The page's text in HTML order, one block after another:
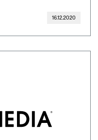
16.12.2020